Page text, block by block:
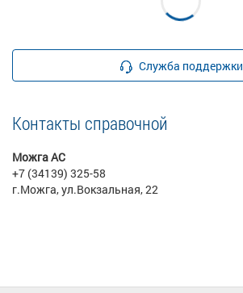
Служба поддержки
Контакты справочной
Можга АС
+7 (34139) 325-58
г.Можга, ул.Вокзальная, 22